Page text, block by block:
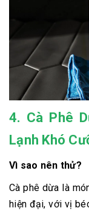
4. Cà Phê
Lạnh Khó
Vì sao nên thử?
Cà phê dừa là
hiện đại, với vị